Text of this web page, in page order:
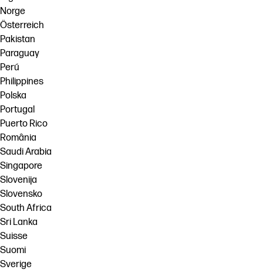
Norge
Österreich
Pakistan
Paraguay
Perú
Philippines
Polska
Portugal
Puerto Rico
România
Saudi Arabia
Singapore
Slovenija
Slovensko
South Africa
Sri Lanka
Suisse
Suomi
Sverige